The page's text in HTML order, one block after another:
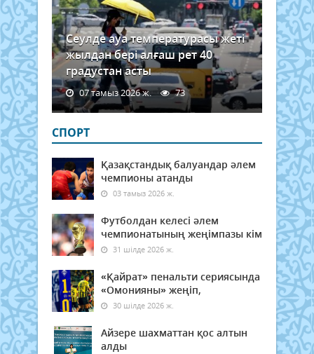
Сеулде ауа температурасы жеті
жылдан бері алғаш рет 40
градустан асты
07 тамыз 2026 ж. 73
СПОРТ
Қазақстандық балуандар әлем
чемпионы атанды
03 тамыз 2026 ж.
Футболдан келесі әлем
чемпионатының жеңімпазы кім
31 шілде 2026 ж.
«Қайрат» пенальти сериясында
«Омонияны» жеңіп,
30 шілде 2026 ж.
Айзере шахматтан қос алтын
алды